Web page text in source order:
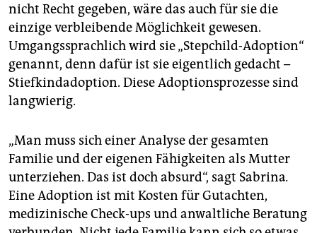
nicht Recht gegeben, wäre das auch für sie die
einzige verbleibende Möglichkeit gewesen.
Umgangssprachlich wird sie „Stepchild-Adoption“
genannt, denn dafür ist sie eigentlich gedacht –
Stiefkindadoption. Diese Adoptionsprozesse sind
langwierig.
„Man muss sich einer Analyse der gesamten
Familie und der eigenen Fähigkeiten als Mutter
unterziehen. Das ist doch absurd“, sagt Sabrina.
Eine Adoption ist mit Kosten für Gutachten,
medizinische Check-ups und anwaltliche Beratung